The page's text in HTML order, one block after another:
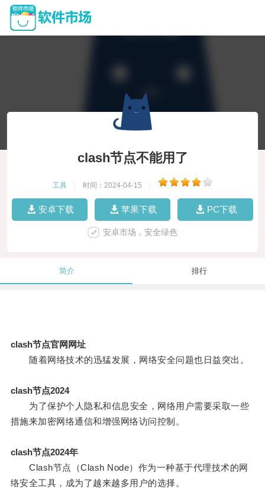
clash节点不能用了
工具 时间：2024-04-15
安卓下载 苹果下载 PC下载
安卓市场，安全绿色
简介 排行
clash节点官网网址
随着网络技术的迅猛发展，网络安全问题也日益突出。
clash节点2024
为了保护个人隐私和信息安全，网络用户需要采取一些
措施来加密网络通信和增强网络访问控制。
clash节点2024年
Clash节点（Clash Node）作为一种基于代理技术的网
络安全工具，成为了越来越多用户的选择。